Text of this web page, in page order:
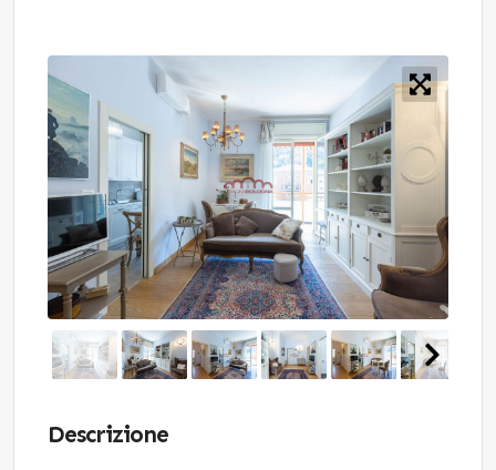
Descrizione